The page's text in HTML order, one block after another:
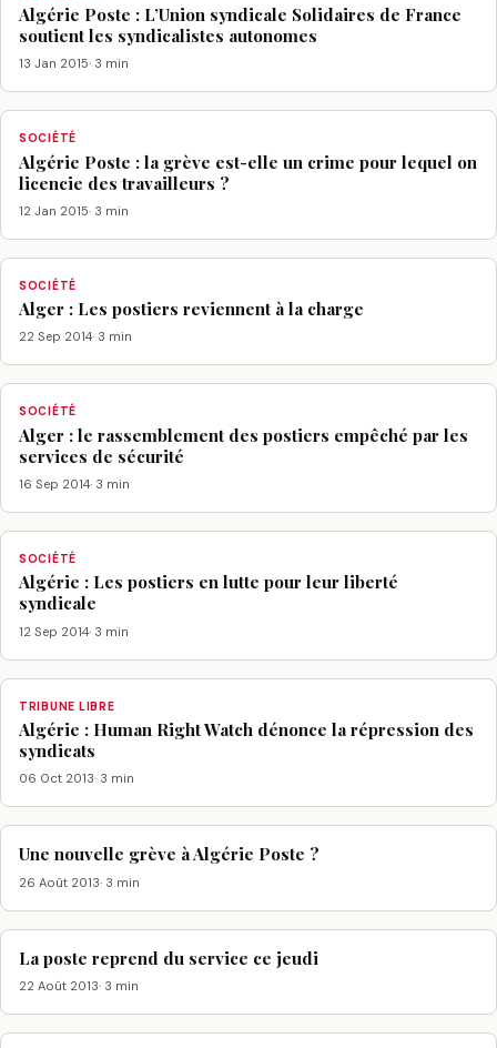
Algérie Poste : L’Union syndicale Solidaires de France
soutient les syndicalistes autonomes
13 Jan 2015· 3 min
SOCIÉTÉ
Algérie Poste : la grève est-elle un crime pour lequel on
licencie des travailleurs ?
12 Jan 2015· 3 min
SOCIÉTÉ
Alger : Les postiers reviennent à la charge
22 Sep 2014· 3 min
SOCIÉTÉ
Alger : le rassemblement des postiers empêché par les
services de sécurité
16 Sep 2014· 3 min
SOCIÉTÉ
Algérie : Les postiers en lutte pour leur liberté
syndicale
12 Sep 2014· 3 min
TRIBUNE LIBRE
Algérie : Human Right Watch dénonce la répression des
syndicats
06 Oct 2013· 3 min
Une nouvelle grève à Algérie Poste ?
26 Août 2013· 3 min
La poste reprend du service ce jeudi
22 Août 2013· 3 min